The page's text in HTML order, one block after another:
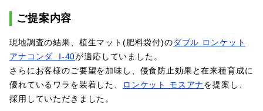
ご提案内容
現地調査の結果、植生マット(肥料袋付)のダブル ロンケット
アナコンダ I-40が適応していました。
さらにお客様のご要望を加味し、侵食防止効果と在来種育成に
優れているワラを装着した、
ロンケット モスアナを提案し、
採用していただきました。